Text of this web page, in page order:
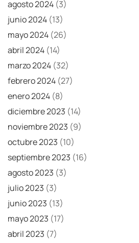
agosto 2024 (3)
junio 2024 (13)
mayo 2024 (26)
abril 2024 (14)
marzo 2024 (32)
febrero 2024 (27)
enero 2024 (8)
diciembre 2023 (14)
noviembre 2023 (9)
octubre 2023 (10)
septiembre 2023 (16)
agosto 2023 (3)
julio 2023 (3)
junio 2023 (13)
mayo 2023 (17)
abril 2023 (7)